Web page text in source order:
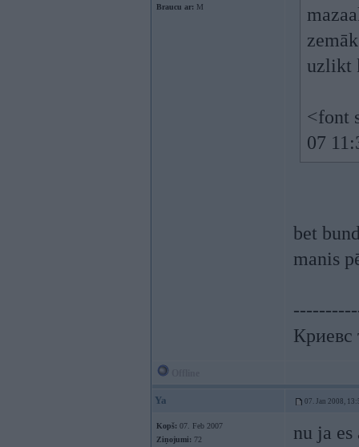
Braucu ar: M
uzlikt
<font
07
bet
manis
Криевс
Ya 07. Jan 2008,
Kopš: 07. Feb 2007
Ziņojumi: 72
nu ja